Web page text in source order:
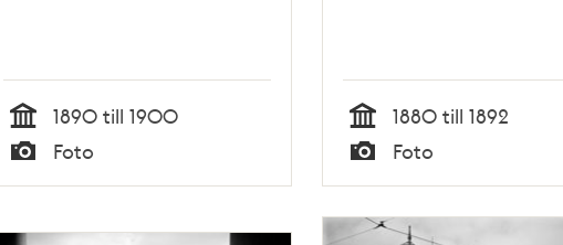
Tid
1890 till 1900
Typ
Foto Tid
1880 till 1892
Typ
Foto